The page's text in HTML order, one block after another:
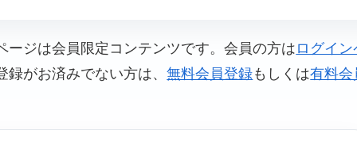
ージは会員限定コンテンツです。会員の方は ログイ
録がお済みでない方は、無料会員登録もしくは有料会